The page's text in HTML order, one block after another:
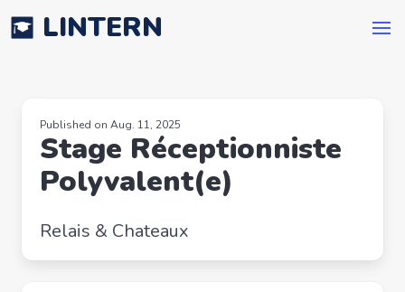
LINTERN
Published on Aug. 11, 2025
Stage Réceptionniste
Polyvalent(e)
Relais & Chateaux